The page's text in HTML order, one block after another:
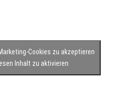
Cookies zu akzeptieren
Inhalt zu aktivieren